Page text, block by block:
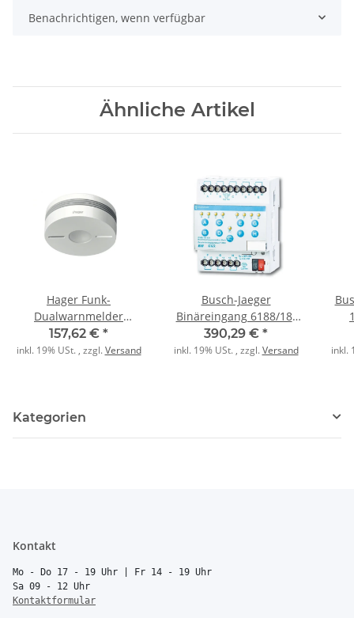
Benachrichtigen, wenn verfügbar
Ähnliche Artikel
Hager Funk-
Dualwarnmelder
TG551A Komfort Q weiss
157,62 € *
inkl. 19% USt. , zzgl.Versand
Busch-Jaeger
Binäreingang 6188/18-
101 potenzialfrei
390,29 € *
inkl. 19% USt. , zzgl.Versand inkl.
Kategorien
Kontakt
Mo - Do 17 - 19 Uhr | Fr 14 - 19 Uhr
Sa 09 - 12 Uhr
Kontaktformular